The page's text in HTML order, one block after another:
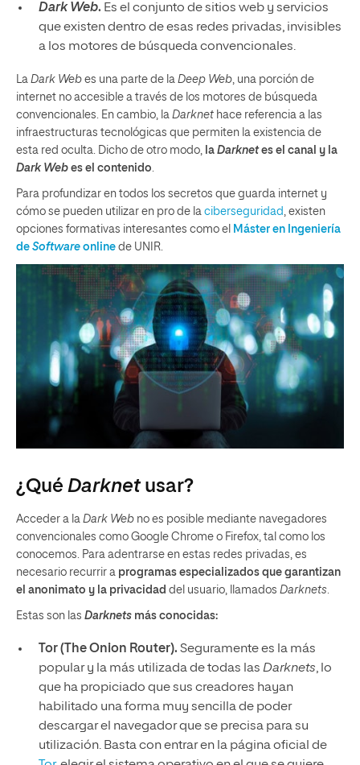
Dark Web. Es el conjunto de sitios web y servicios
que existen dentro de esas redes privadas, invisibles
a los motores de búsqueda convencionales.
La Dark Web es una parte de la Deep Web , una porción de
internet no accesible a través de los motores de búsqueda
convencionales. En cambio, la Darknet hace referencia a las
infraestructuras tecnológicas que permiten la existencia de
esta red oculta. Dicho de otro modo,
la Darknetes el canal y la
Dark Web es el contenido
Para profundizar en todos los secretos que guarda internet y
cómo se pueden utilizar en pro de la ciberseguridad , existen
opciones formativas interesantes como el Máster en Ingeniería
de Software online de UNIR.
¿Qué Darknet usar?
Acceder a la Dark Web no es posible mediante navegadores
convencionales como Google Chrome o Firefox, tal como los
conocemos. Para adentrarse en estas redes privadas, es
necesario recurrir a programas especializados que garantizan
el anonimato y la privacidad del usuario, llamados Darknets.
Estas son las Darknets más conocidas:
Tor (The Onion Router). Seguramente es la más
popular y la más utilizada de todas las Darknets, lo
que ha propiciado que sus creadores hayan
habilitado una forma muy sencilla de poder
descargar el navegador que se precisa para su
utilización. Basta con entrar en la página oficial de